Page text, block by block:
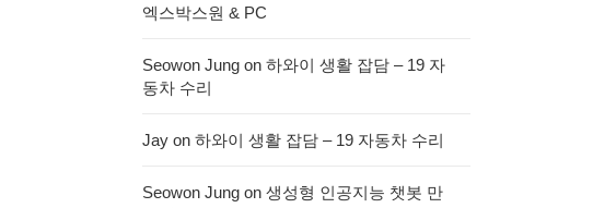
엑스박스원 & PC
Seowon Jung on 하와이 생활 잡담 – 19 자
동차 수리
Jay on 하와이 생활 잡담 – 19 자동차 수리
Seowon Jung on 생성형 인공지능 챗봇 만